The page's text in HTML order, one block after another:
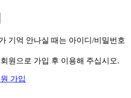
기억 안나실 때는 아이디/비밀번호
원으로 가입 후 이용해 주십시오.
가입